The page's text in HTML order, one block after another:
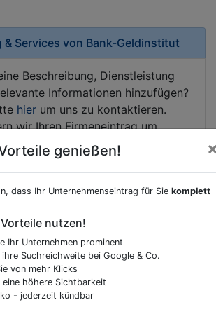
Services von Bank-Geldinstitut
Beschreibung, Dienstleistung
Informationen hinzufügen?
hier um uns zu kontaktieren.
wir Ihren Firmeneintrag um
odere besondere Services, die
anbietet und womit Sie sich von
abheben.
Jakominiplatz 12inGraz
genießen!
dass Ihr Unternehmenseintrag für Sie komplett
nutzen!
Ihr Unternehmen prominent
ihre Suchreichweite bei Google & Co.
von mehr Klicks
eine höhere Sichtbarkeit
- jederzeit kündbar